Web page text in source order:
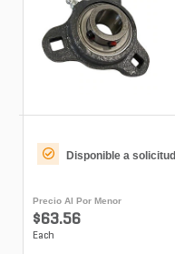
Disponible a solicitud
Precio Al Por Menor
$63.56
Each